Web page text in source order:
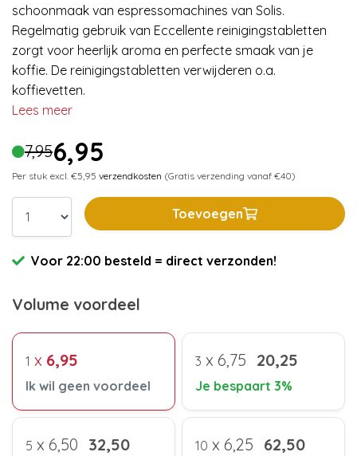
schoonmaak van espressomachines van Solis.
Regelmatig gebruik van Eccellente reinigingstabletten
zorgt voor heerlijk aroma en perfecte smaak van je
koffie. De reinigingstabletten verwijderen o.a.
koffievetten.
Lees meer
7,956,95
Per stuk excl. €5,95 verzendkosten (Gratis verzending vanaf €40)
Toevoegen
Voor 22:00 besteld = direct verzonden!
Volume voordeel
1 x 6,95
Ik wil geen voordeel
3 x 6,75 20,25
Je bespaart 3%
5 x 6,50 32,50 10 x 6,25 62,50